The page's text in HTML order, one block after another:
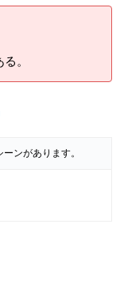
。
ンがあります。